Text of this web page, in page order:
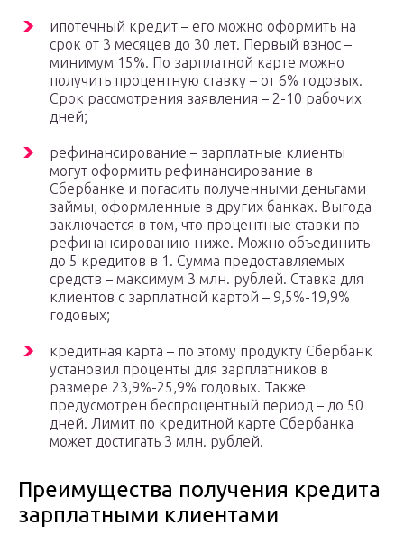
ипотечный кредит – его можно оформить на
срок от 3 месяцев до 30 лет. Первый взнос –
минимум 15%. По зарплатной карте можно
получить процентную ставку – от 6% годовых.
Срок рассмотрения заявления – 2-10 рабочих
дней;
рефинансирование – зарплатные клиенты
могут оформить рефинансирование в
Сбербанке и погасить полученными деньгами
займы, оформленные в других банках. Выгода
заключается в том, что процентные ставки по
рефинансированию ниже. Можно объединить
до 5 кредитов в 1. Сумма предоставляемых
средств – максимум 3 млн. рублей. Ставка для
клиентов с зарплатной картой – 9,5%-19,9%
годовых;
кредитная карта – по этому продукту Сбербанк
установил проценты для зарплатников в
размере 23,9%-25,9% годовых. Также
предусмотрен беспроцентный период – до 50
дней. Лимит по кредитной карте Сбербанка
может достигать 3 млн. рублей.
Преимущества получения кредита
зарплатными клиентами